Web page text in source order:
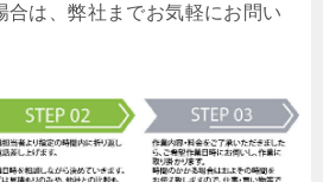
合は、弊社までお気軽にお問い